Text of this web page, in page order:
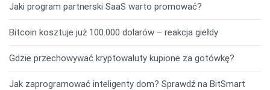
Jaki program partnerski SaaS warto promować?
Bitcoin kosztuje już 100.000 dolarów – reakcja giełdy
Gdzie przechowywać kryptowaluty kupione za gotówkę?
Jak zaprogramować inteligenty dom? Sprawdź na BitSmart